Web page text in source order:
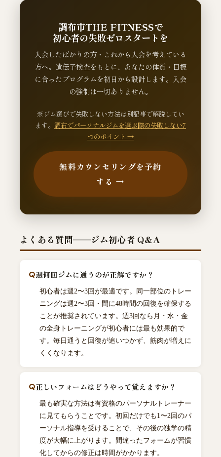
調布市THE FITNESSで
初心者の失敗ゼロスタートを
入会したばかりの方・これから入会を考えている
方へ。遺伝子検査をもとに、あなたの体質・目標
に合ったプログラムを初日から設計します。入会
の強制は一切ありません。
※ジム選びで失敗しない方法は別記事で解説してい
ます。 調布でパーソナルジムを選ぶ際の失敗しない7
つのポイント →
無料カウンセリングを予約
する →
よくある質問——ジム初心者 Q&A
週何回ジムに通うのが正解ですか？
初心者は週2〜3回が最適です。同一部位のトレー
ニングは週2〜3回・間に48時間の回復を確保する
ことが推奨されています。週3回なら月・水・金
の全身トレーニングが初心者には最も効果的で
す。毎日通うと回復が追いつかず、筋肉が増えに
くくなります。
正しいフォームはどうやって覚えますか？
最も確実な方法は有資格のパーソナルトレーナー
に見てもらうことです。初回だけでも1〜2回のパ
ーソナル指導を受けることで、その後の独学の精
度が大幅に上がります。間違ったフォームが習慣
化してからの修正は時間がかかります。